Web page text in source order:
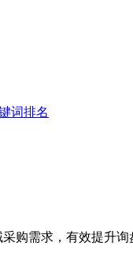
词排名
购需求，有效提升询